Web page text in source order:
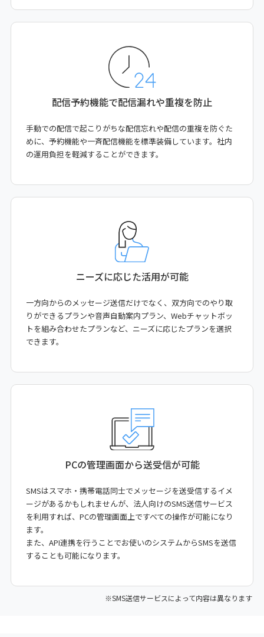
配信予約機能で配信漏れや重複を防止
手動での配信で起こりがちな配信忘れや配信の重複を防ぐた
めに、予約機能や一斉配信機能を標準装備しています。社内
の運用負担を軽減することができます。
ニーズに応じた活用が可能
一方向からのメッセージ送信だけでなく、双方向でのやり取
りができるプランや音声自動案内プラン、Webチャットボッ
トを組み合わせたプランなど、ニーズに応じたプランを選択
できます。
PCの管理画面から送受信が可能
SMSはスマホ・携帯電話同士でメッセージを送受信するイメ
ージがあるかもしれませんが、法人向けのSMS送信サービス
を利用すれば、PCの管理画面上ですべての操作が可能になり
ます。
また、API連携を行うことでお使いのシステムからSMSを送信
することも可能になります。
※SMS送信サービスによって内容は異なります